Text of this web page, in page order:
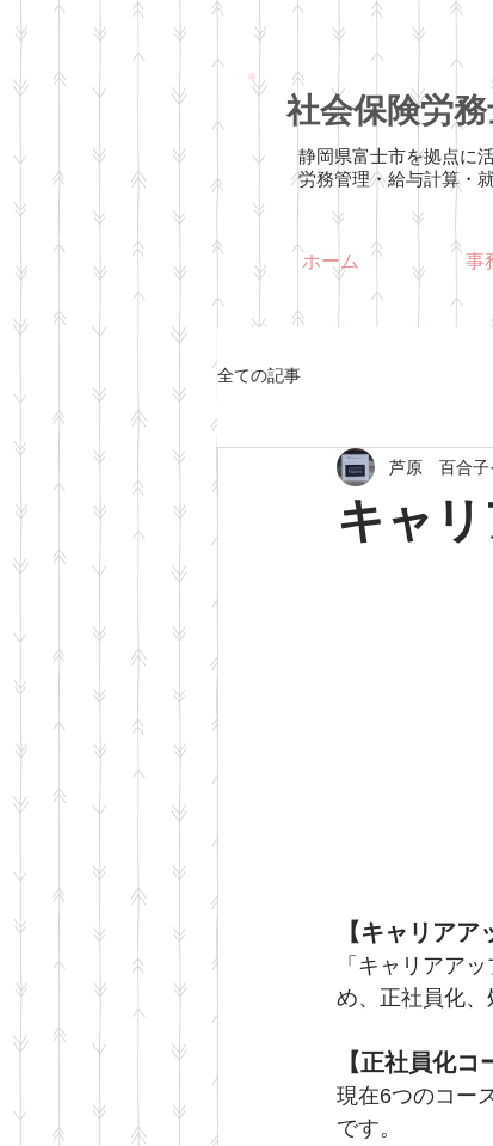
社会保険労
静岡県富士市を拠点に
労務管理・給与計算・
社会
ホーム 事
全ての記事
キャ
芦原 百合子
【キャリアア
「キャリアア
め、正社員化、
【正社員化コ
現在6つのコー
です。